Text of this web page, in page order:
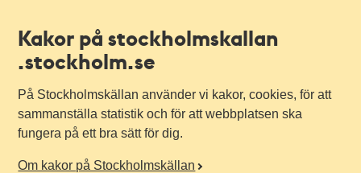
Kakor på stockholmskallan
.stockholm.se
På Stockholmskällan använder vi kakor, cookies, för att
sammanställa statistik och för att webbplatsen ska
fungera på ett bra sätt för dig.
Om kakor på Stockholmskällan